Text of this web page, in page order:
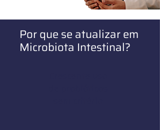
Por que se atualizar em
Microbiota Intestinal?